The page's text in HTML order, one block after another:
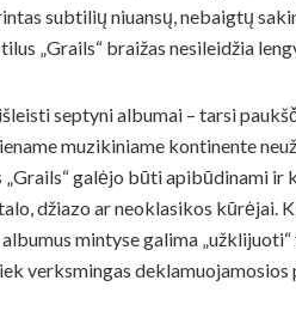
subtilių niuansų, nebaigtų
„Grails“ braižas nesileidžia
septyni albumai – tarsi
muzikiniame kontinente
galėjo būti apibūdinami ir
džiazo ar neoklasikos kūrėjai.
mintyse galima
verksmingas deklamuojamosios